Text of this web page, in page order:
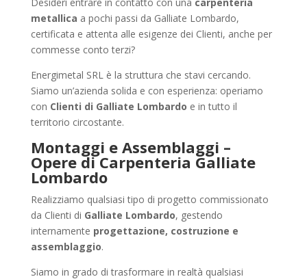
metallica a pochi passi da Galliate Lombardo,
certificata e attenta alle esigenze dei Clienti, anche per
commesse conto terzi?
Energimetal SRL è la struttura che stavi cercando.
Siamo un’azienda solida e con esperienza: operiamo
con Clienti di Galliate Lombardo e in tutto il
territorio circostante.
Montaggi e Assemblaggi –
Opere di Carpenteria Galliate
Lombardo
Realizziamo qualsiasi tipo di progetto commissionato
da Clienti di Galliate Lombardo, gestendo
internamente progettazione, costruzione e
assemblaggio.
Siamo in grado di trasformare in realtà qualsiasi